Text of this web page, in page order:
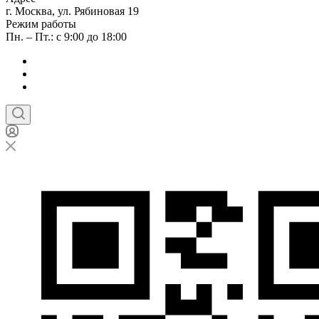
г. Москва, ул. Рябиновая 19
Режим работы
Пн. – Пт.: с 9:00 до 18:00